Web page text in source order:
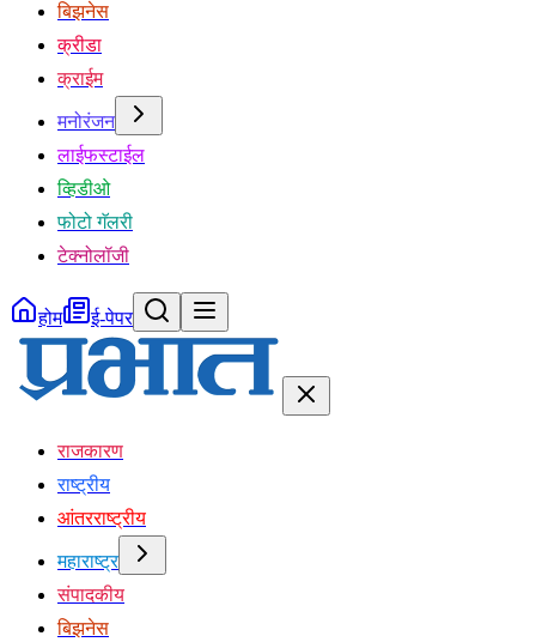
बिझनेस
क्रीडा
क्राईम
मनोरंजन
लाईफस्टाईल
व्हिडीओ
फोटो गॅलरी
टेक्नोलॉजी
होम ई-पेपर
राजकारण
राष्ट्रीय
आंतरराष्ट्रीय
महाराष्ट्र
संपादकीय
बिझनेस